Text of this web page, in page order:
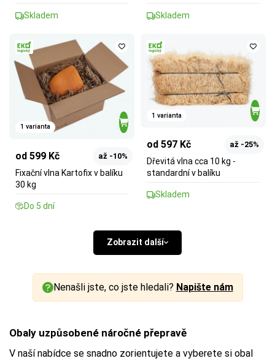
Skladem Skladem
1 varianta
od 599 Kč až -10%
Fixační vlna Kartofix v balíku
30 kg
Do 5 dní
1 varianta
od 597 Kč až -25%
Dřevitá vlna cca 10 kg -
standardní v balíku
Skladem
Nenašli jste, co jste hledali? Napište nám
Zobrazit další
Obaly uzpůsobené náročné přepravě
V naší nabídce se snadno zorientujete a vyberete si obal